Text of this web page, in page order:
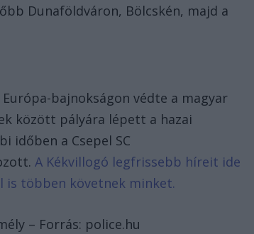
Dunaföldváron, Bölcskén, majd a
bajnokságon védte a magyar
között pályára lépett a hazai
időben a Csepel SC
A Kékvillogó legfrissebb híreit ide
is többen követnek minket.
– Forrás: police.hu